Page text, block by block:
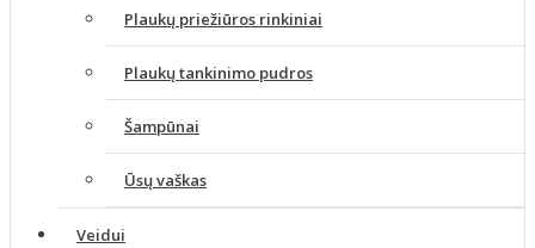
Plaukų priežiūros rinkiniai
Plaukų tankinimo pudros
Šampūnai
Ūsų vaškas
Veidui